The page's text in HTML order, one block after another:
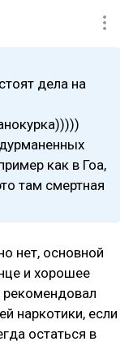
дела на
как в Гоа,
там смертная
нет, основной
и хорошее
рекомендовал
наркотики, если
остаться в